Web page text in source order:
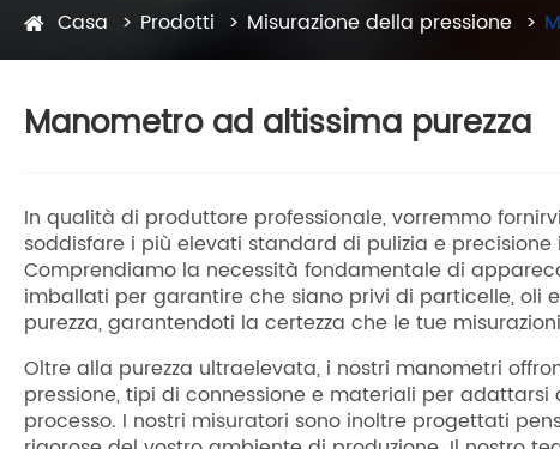
Casa Prodotti Misurazione della pressione
Manometro ad altissima purezza
In qualità di produttore professionale, vorremmo
soddisfare i più elevati standard di pulizia e
Comprendiamo la necessità fondamentale di
imballati per garantire che siano privi di particelle, oli
purezza, garantendoti la certezza che le tue
Oltre alla purezza ultraelevata, i nostri manometri
pressione, tipi di connessione e materiali per
processo. I nostri misuratori sono inoltre progettati